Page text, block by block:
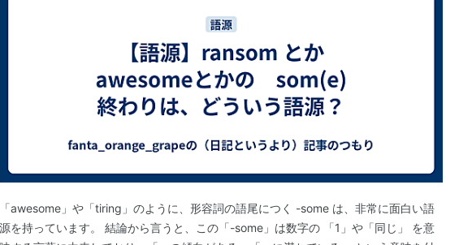
「awesome」や「tiring」のように、形容詞の語尾につく -some は、非常に面白い語
源を持っています。 結論から言うと、この「-some」は数字の 「1」や「同じ」 を意